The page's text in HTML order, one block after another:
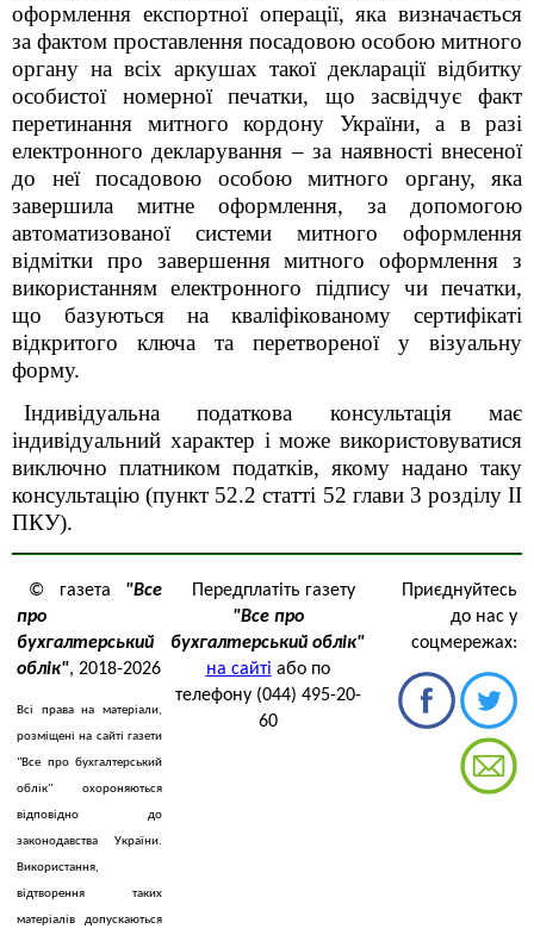
оформлення експортної операції, яка визначається
за фактом проставлення посадовою особою митного
органу на всіх аркушах такої декларації відбитку
особистої номерної печатки, що засвідчує факт
перетинання митного кордону України, а в разі
електронного декларування – за наявності внесеної
до неї посадовою особою митного органу, яка
завершила митне оформлення, за допомогою
автоматизованої системи митного оформлення
відмітки про завершення митного оформлення з
використанням електронного підпису чи печатки,
що базуються на кваліфікованому сертифікаті
відкритого ключа та перетвореної у візуальну
форму.
Індивідуальна податкова консультація має
індивідуальний характер і може використовуватися
виключно платником податків, якому надано таку
консультацію (пункт 52.2 статті 52 глави 3 розділу ІІ
ПКУ).
© газета "Все
про
бухгалтерський
облік", 2018-2026
Всі права на матеріали,
розміщені на сайті газети
"Все про бухгалтерський
облік" охороняються
відповідно до
законодавства України.
Використання,
відтворення таких
матеріалів допускаються
Передплатіть газету
"Все про
бухгалтерський облік"
на сайті або по
телефону (044) 495-20-
60
Приєднуйтесь
до нас у
соцмережах: